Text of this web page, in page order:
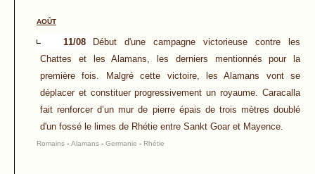
AOÛT
11/08
Début d'une campagne victorieuse contre les
Chattes et les Alamans, les derniers mentionnés pour la
première fois. Malgré cette victoire, les Alamans vont se
déplacer et constituer progressivement un royaume. Caracalla
fait renforcer d’un mur de pierre épais de trois mètres doublé
d'un fossé le limes de Rhétie entre Sankt Goar et Mayence.
Romains - Alamans - Germanie - Rhétie